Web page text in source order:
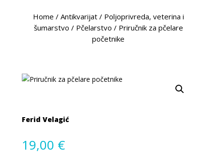
Home / Antikvarijat/ Poljoprivreda, veterina i
šumarstvo / Pčelarstvo / Priručnik za pčelare
početnike
Ferid Velagić
19,00 €